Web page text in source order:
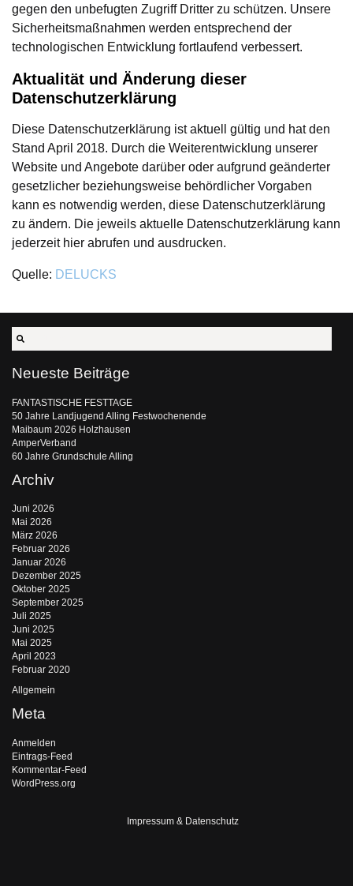
gegen den unbefugten Zugriff Dritter zu schützen. Unsere
Sicherheitsmaßnahmen werden entsprechend der
technologischen Entwicklung fortlaufend verbessert.
Aktualität und Änderung dieser
Datenschutzerklärung
Diese Datenschutzerklärung ist aktuell gültig und hat den
Stand April 2018. Durch die Weiterentwicklung unserer
Website und Angebote darüber oder aufgrund geänderter
gesetzlicher beziehungsweise behördlicher Vorgaben
kann es notwendig werden, diese Datenschutzerklärung
zu ändern. Die jeweils aktuelle Datenschutzerklärung kann
jederzeit hier abrufen und ausdrucken.
Quelle: DELUCKS
Neueste Beiträge
FANTASTISCHE FESTTAGE
50 Jahre Landjugend Alling Festwochenende
Maibaum 2026 Holzhausen
AmperVerband
60 Jahre Grundschule Alling
Archiv
Juni 2026
Mai 2026
März 2026
Februar 2026
Januar 2026
Dezember 2025
Oktober 2025
September 2025
Juli 2025
Juni 2025
Mai 2025
April 2023
Februar 2020
Allgemein
Meta
Anmelden
Eintrags-Feed
Kommentar-Feed
WordPress.org
Impressum & Datenschutz